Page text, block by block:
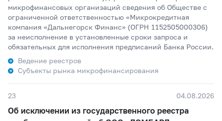
микрофинансовых организаций сведения об Обществе с
ограниченной ответственностью «Микрокредитная
компания «Дальнегорск Финанс» (ОГРН 1152505000306)
за неисполнение в установленные сроки запроса и
обязательных для исполнения предписаний Банка России.
Ведение реестров
Субъекты рынка микрофинансирования
23 04.08.2026
Об исключении из государственного реестра